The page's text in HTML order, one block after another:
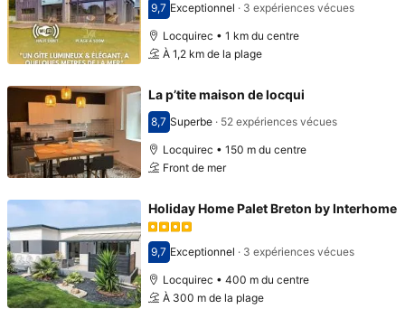
Avec une note de 9,7
9,7 Exceptionnel · 3 expériences vécues
Locquirec • 1 km du centre
À 1,2 km de la plage
La p’tite maison de locqui
Avec une note de 8,7
8,7 Superbe· 52 expériences vécues
Locquirec • 150 m du centre
Front de mer
Holiday Home Palet Breton by Interhome
Avec une note de 9,7
9,7 Exceptionnel · 3 expériences vécues
Locquirec • 400 m du centre
À 300 m de la plage